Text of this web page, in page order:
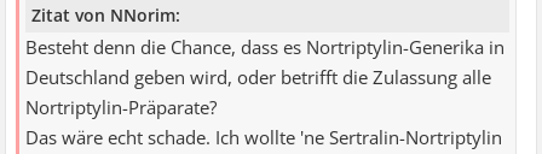
Zitat von NNorim:
Besteht denn die Chance, dass es Nortriptylin-Generika in
Deutschland geben wird, oder betrifft die Zulassung alle
Nortriptylin-Präparate?
Das wäre echt schade. Ich wollte 'ne Sertralin-Nortriptylin